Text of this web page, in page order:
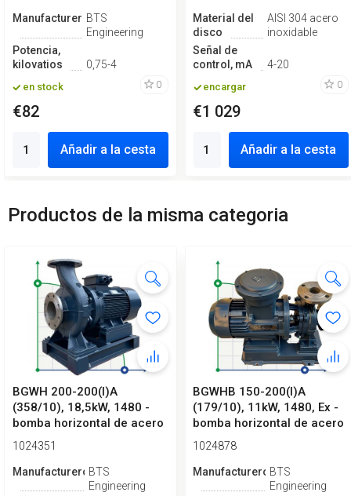
ManufactureroBTS
Engineering
Potencia,
kilovatios
0,75-4
en stock 0
€82
Añadir a la cesta
Material del
disco
AISI 304 acero
inoxidable
Señal de
control, mA
4-20
encargar 0
€1 029
Añadir a la cesta
Productos de la misma categoria
BGWH 200-200(I)A
(358/10), 18,5kW, 1480 -
bomba horizontal de acero
inoxidable
1024351
Manufacturero BTS
Engineering
BGWHB 150-200(I)A
(179/10), 11kW, 1480, Ex -
bomba horizontal de acero
inoxid...
1024878
Manufacturero BTS
Engineering